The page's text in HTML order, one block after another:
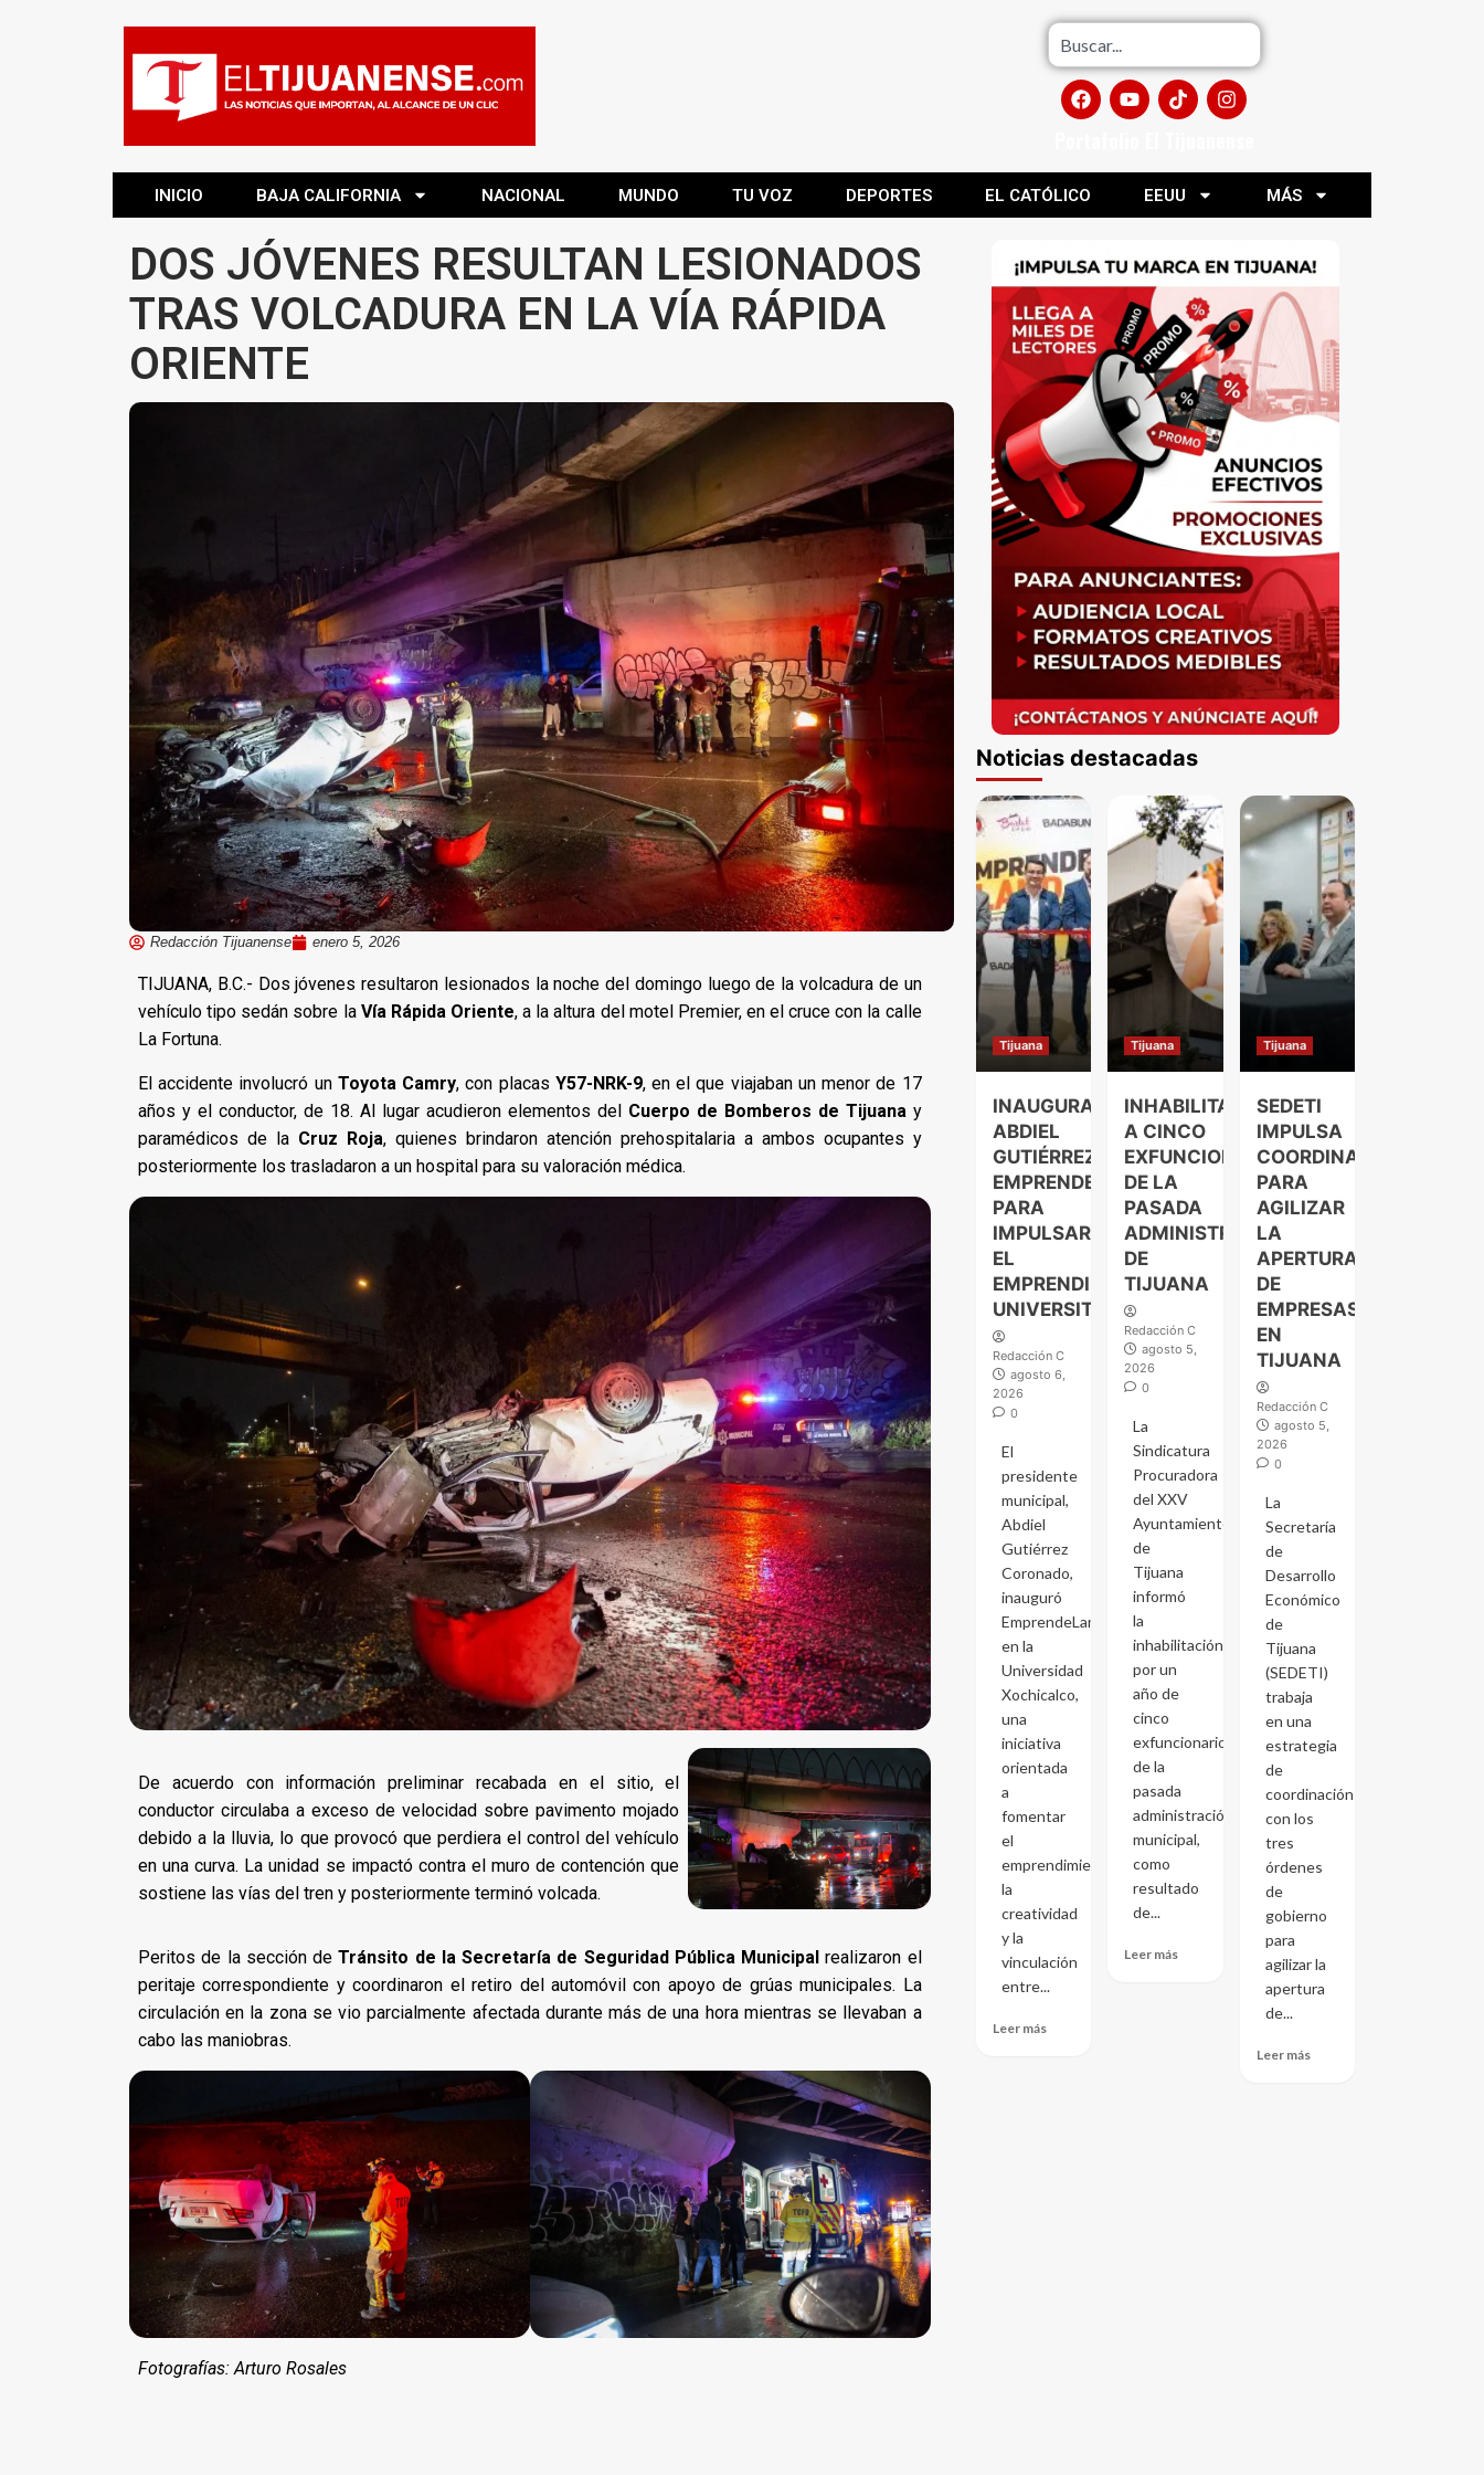
INICIO BAJA CALIFORNIA NACIONAL MUNDO TU VOZ DEPORTES EL CATÓLICO EEUU MÁS
DOS JÓVENES RESULTAN LESIONADOS
TRAS VOLCADURA EN LA VÍA RÁPIDA
ORIENTE
Redacción Tijuanense enero 5, 2026
TIJUANA, B.C.- Dos jóvenes resultaron lesionados la noche del domingo luego de la volcadura de un
vehículo tipo sedán sobre la Vía Rápida Oriente, a la altura del motel Premier, en el cruce con la calle
La Fortuna.
El accidente involucró un Toyota Camry, con placas Y57-NRK-9, en el que viajaban un menor de 17
años y el conductor, de 18. Al lugar acudieron elementos del Cuerpo de Bomberos de Tijuanay
paramédicos de la Cruz Roja, quienes brindaron atención prehospitalaria a ambos ocupantes y
posteriormente los trasladaron a un hospital para su valoración médica.
De acuerdo con información preliminar recabada en el sitio, el
conductor circulaba a exceso de velocidad sobre pavimento mojado
debido a la lluvia, lo que provocó que perdiera el control del vehículo
en una curva. La unidad se impactó contra el muro de contención que
sostiene las vías del tren y posteriormente terminó volcada.
Peritos de la sección deTránsito de la Secretaría de Seguridad Pública Municipal realizaron el
peritaje correspondiente y coordinaron el retiro del automóvil con apoyo de grúas municipales. La
circulación en la zona se vio parcialmente afectada durante más de una hora mientras se llevaban a
cabo las maniobras.
Fotografías: Arturo Rosales
Noticias destacadas
Tijuana
INAUGURA
ABDIEL
GUTIÉRREZ
EMPRENDELAND
PARA
IMPULSAR
EL
EMPRENDIMIENTO
UNIVERSITARIO
Redacción C
agosto 6,
2026
0
El
presidente
municipal,
Abdiel
Gutiérrez
Coronado,
inauguró
EmprendeLand
en la
Universidad
Xochicalco,
una
iniciativa
orientada
a
fomentar
el
emprendimiento,
la
creatividad
y la
vinculación
entre...
Leer más
Tijuana
INHABILITAN
A CINCO
EXFUNCIONARIOS
DE LA
PASADA
ADMINISTRACIÓN
DE
TIJUANA
Redacción C
agosto 5,
2026
0
La
Sindicatura
Procuradora
del XXV
Ayuntamiento
de
Tijuana
informó
la
inhabilitación
por un
año de
cinco
exfuncionarios
de la
pasada
administración
municipal,
como
resultado
de...
Leer más
Tijuana
SEDETI
IMPULSA
COORDINACIÓN
PARA
AGILIZAR
LA
APERTURA
DE
EMPRESAS
EN
TIJUANA
Redacción C
agosto 5,
2026
0
La
Secretaría
de
Desarrollo
Económico
de
Tijuana
(SEDETI)
trabaja
en una
estrategia
de
coordinación
con los
tres
órdenes
de
gobierno
para
agilizar la
apertura
de...
Leer más